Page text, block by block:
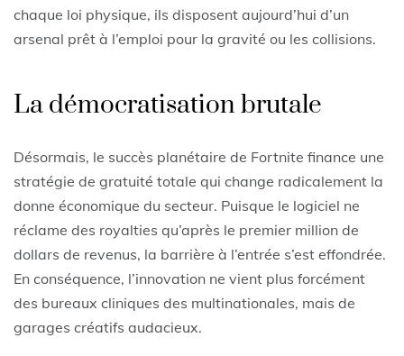
chaque loi physique, ils disposent aujourd’hui d’un
arsenal prêt à l’emploi pour la gravité ou les collisions.
La démocratisation brutale
Désormais, le succès planétaire de Fortnite finance une
stratégie de gratuité totale qui change radicalement la
donne économique du secteur. Puisque le logiciel ne
réclame des royalties qu’après le premier million de
dollars de revenus, la barrière à l’entrée s’est effondrée.
En conséquence, l’innovation ne vient plus forcément
des bureaux cliniques des multinationales, mais de
garages créatifs audacieux.